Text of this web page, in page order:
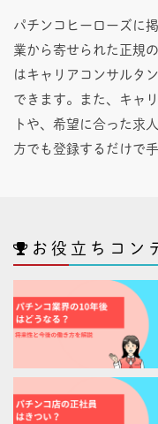
パチンコヒーローズに
業から寄せられた正規
はキャリアコンサルタ
できます。また、キャ
トや、希望に合った求
方でも登録するだけで
お役立ちコン